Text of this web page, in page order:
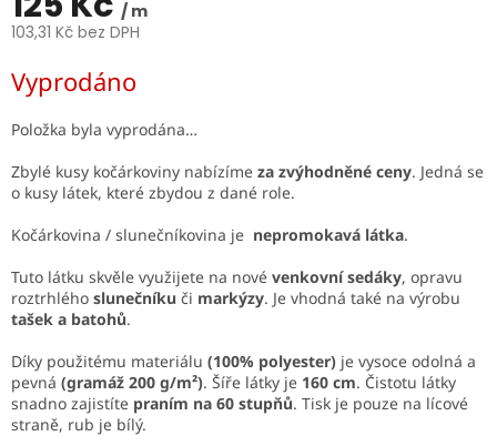
/ m
103,31 Kč bez DPH
cena:
Vyprodáno
Položka byla vyprodána…
Zbylé kusy kočárkoviny nabízíme za zvýhodněné ceny. Jedná se
o kusy látek, které zbydou z dané role.
Kočárkovina / slunečníkovina je nepromokavá látka.
Tuto látku skvěle využijete na nové venkovní sedáky, opravu
roztrhlého slunečníku či markýzy. Je vhodná také na výrobu
tašek a batohů.
Díky použitému materiálu (100% polyester) je vysoce odolná a
pevná (gramáž 200 g/m²). Šíře látky je 160 cm. Čistotu látky
snadno zajistíte praním na 60 stupňů. Tisk je pouze na lícové
straně, rub je bílý.